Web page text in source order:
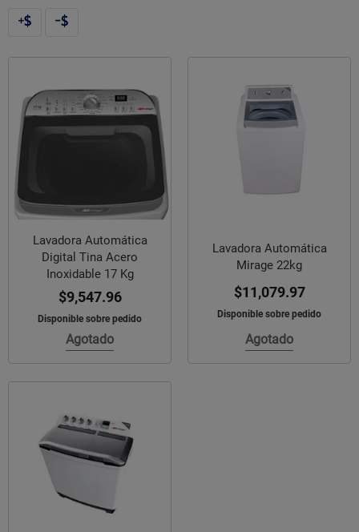
Lavadora Automática
Digital Tina Acero
Inoxidable 17 Kg
$9,547.96
Disponible sobre pedido
Agotado
Lavadora Automática
Mirage 22kg
$11,079.97
Disponible sobre pedido
Agotado